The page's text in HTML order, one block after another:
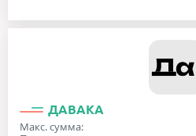
ДАВАКА
Макс. сумма: